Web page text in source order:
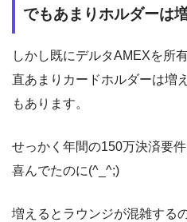
でもあまりホルダーは
しかし既にデルタAMEXを所
直あまりカードホルダーは増
もあります。
せっかく年間の150万決済要
喜んでたのに(^_^;)
増えるとラウンジが混雑する